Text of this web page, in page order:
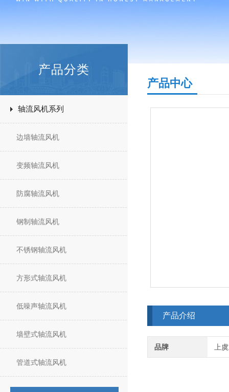
产品分类
轴流风机系列
边墙轴流风机
变频轴流风机
防腐轴流风机
钢制轴流风机
不锈钢轴流风机
方形式轴流风机
低噪声轴流风机
墙壁式轴流风机
管道式轴流风机
产品中心
产品介绍
品牌 上